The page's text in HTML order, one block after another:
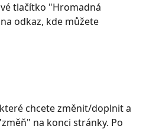
tlačítko "Hromadná
odkaz, kde můžete
chcete změnit/doplnit a
na konci stránky. Po